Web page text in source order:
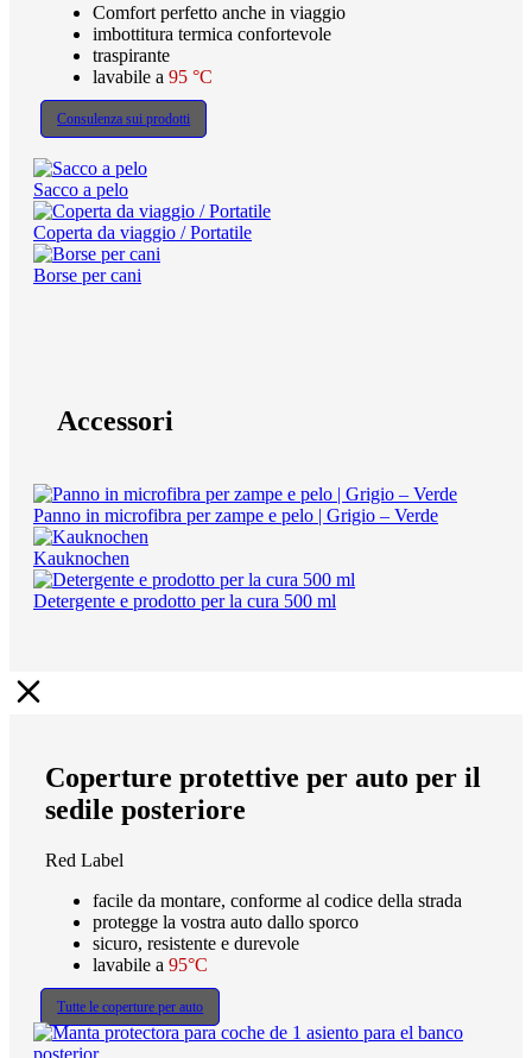
Comfort perfetto anche in viaggio
imbottitura termica confortevole
traspirante
lavabile a 95 °C
Consulenza sui prodotti
Sacco a pelo
Coperta da viaggio / Portatile
Borse per cani
Accessori
Panno in microfibra per zampe e pelo | Grigio – Verde
Kauknochen
Detergente e prodotto per la cura 500 ml
Coperture protettive per auto per il
sedile posteriore
Red Label
facile da montare, conforme al codice della strada
protegge la vostra auto dallo sporco
sicuro, resistente e durevole
lavabile a 95°C
Tutte le coperture per auto